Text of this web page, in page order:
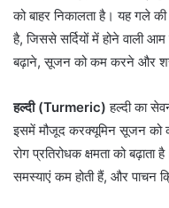
को बाहर निकालता है। यह गले
है, जिससे सर्दियों में होने वाली
बढ़ाने, सूजन को कम करने और
हल्दी (Turmeric)हल्दी का
इसमें मौजूद करक्यूमिन सूजन को
रोग प्रतिरोधक क्षमता को
समस्याएं कम होती हैं, और पाचन